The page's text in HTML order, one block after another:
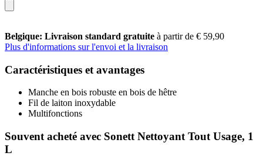
Belgique: Livraison standard gratuite à partir de € 59,90
Plus d'informations sur l'envoi et la livraison
Caractéristiques et avantages
Manche en bois robuste en bois de hêtre
Fil de laiton inoxydable
Multifonctions
Souvent acheté avec Sonett Nettoyant Tout Usage, 1
L